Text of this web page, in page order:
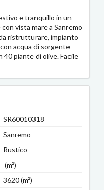
e tranquillo in un
vista mare a Sanremo
ristrutturare, impianto
acqua di sorgente
40 piante di olive. Facile
SR60010318
Sanremo
Rustico
(m²)
3620 (m²)